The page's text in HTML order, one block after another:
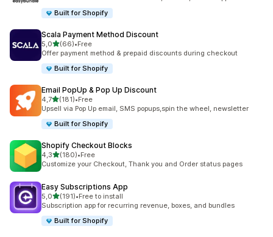
Built for Shopify
Scala Payment Method Discount
5,0z 5 hvězd
(66)
Celkový počet recenzí: 66
•Free
Offer payment method & prepaid discounts during checkout
Built for Shopify
Email PopUp & Pop Up Discount
4,7z 5 hvězd
(181)
Celkový počet recenzí: 181
•Free
Upsell via Pop Up email, SMS popups,spin the wheel, newsletter
Built for Shopify
Shopify Checkout Blocks
4,3z 5 hvězd
(180)
Celkový počet recenzí: 180
•Free
Customize your Checkout, Thank you and Order status pages
Easy Subscriptions App
5,0z 5 hvězd
(191)
Celkový počet recenzí: 191
•Free to install
Subscription app for recurring revenue, boxes, and bundles
Built for Shopify